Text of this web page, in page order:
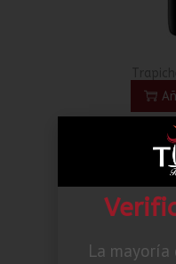
La mayoría